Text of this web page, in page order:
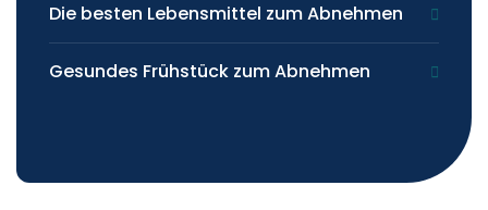
Die besten Lebensmittel zum Abnehmen
Gesundes Frühstück zum Abnehmen